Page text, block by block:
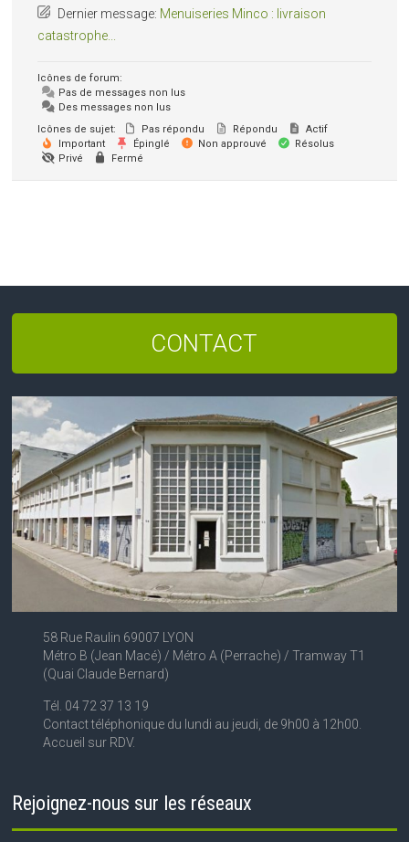
Dernier message: Menuiseries Minco : livraison
catastrophe...
Icônes de forum:
Pas de messages non lus
Des messages non lus
Icônes de sujet:
Pas répondu Répondu
Actif
Important
Épinglé Non approuvé
Résolus
Privé
Fermé
CONTACT
58 Rue Raulin 69007 LYON
Métro B (Jean Macé) / Métro A (Perrache) / Tramway T1
(Quai Claude Bernard)
Tél. 04 72 37 13 19
Contact téléphonique du lundi au jeudi, de 9h00 à 12h00.
Accueil sur RDV.
Rejoignez-nous sur les réseaux